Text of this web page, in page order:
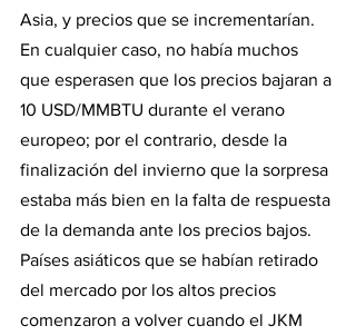
Asia, y precios que se incrementarían.
En cualquier caso, no había muchos
que esperasen que los precios bajaran a
10 USD/MMBTU durante el verano
europeo; por el contrario, desde la
finalización del invierno que la sorpresa
estaba más bien en la falta de respuesta
de la demanda ante los precios bajos.
Países asiáticos que se habían retirado
del mercado por los altos precios
comenzaron a volver cuando el JKM